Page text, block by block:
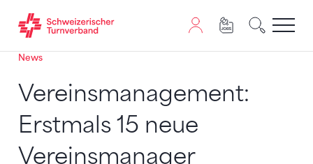
Zum Inhalt springen
Zur Sitemap navigieren
Zum Navigieren dieser Seite wird JavaScript benötigt.
News
Vereinsmanagement:
Erstmals 15 neue
Vereinsmanager